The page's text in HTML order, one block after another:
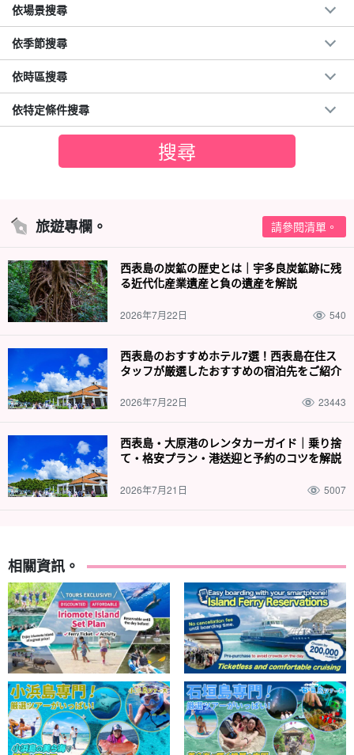
依場景搜尋
依季節搜尋
依時區搜尋
依特定條件搜尋
旅遊專欄。 請參閱清單。
西表島の炭鉱の歴史とは｜宇多良炭鉱跡に残
る近代化産業遺産と負の遺産を解説
2026年7月22日 540
西表島のおすすめホテル7選！西表島在住ス
タッフが厳選したおすすめの宿泊先をご紹介
2026年7月22日 23443
西表島・大原港のレンタカーガイド｜乗り捨
て・格安プラン・港送迎と予約のコツを解説
2026年7月21日 5007
相關資訊。